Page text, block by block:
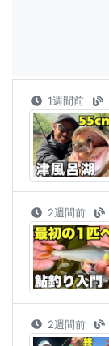
1週間前
2週間前
2週間前